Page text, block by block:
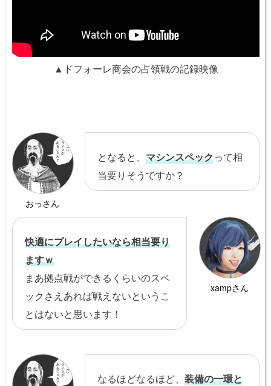
▲ドフォーレ商会の占領戦の記録映像
おっさん
となると、 マシンスペックって相
当要りそうですか？
xampさん
快適にプレイしたいなら相当要り
ますｗ
まあ拠点戦ができるくらいのスペ
ックさえあれば戦えないというこ
とはないと思います！
なるほどなるほど、 装備の一環と